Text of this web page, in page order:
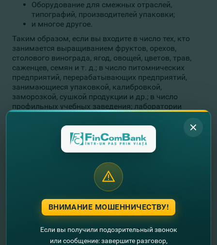
Оборудование для смежных отраслей,
типографий, производителей упаковки;
и многое другое.
Таким образом, если вы входите в число тех, кто
занимается выращиванием фруктов, орехов,
столового винограда, ягод, овощей, цветов, трав,
саженцев, семян и т. д.; в число питомнических
предприятий, перерабатывающих предприятий,
занимающиеся упаковкой, калибровкой,
заморозкой, сушкой продукции и др.; в число
профильных учебных заведения; лаборатории
число компаний, которые занимаются
производством упаковок, этикеток, оборудования,
посадочных принадлежностей и т.д., этот проект
именно для вас!
Получите профессиональную консультацию
Заполните заявку, расположенную ниже, и один из
наших коллег свяжется с вами, чтобы сообщить все
интересующие вас детали. Вы также можете подать
заявку на получение Кредита Livada Moldovei
отделениях Банка, расположенных в разных
регионах страны.
ВНИМАНИЕ МОШЕННИЧЕСТВУ!
Если вы получили подозрительный звонок
или сообщение: завершите разговор,